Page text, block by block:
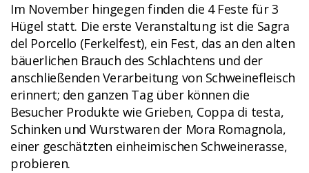
Im November hingegen finden die 4 Feste für 3
Hügel statt. Die erste Veranstaltung ist die Sagra
del Porcello (Ferkelfest), ein Fest, das an den alten
bäuerlichen Brauch des Schlachtens und der
anschließenden Verarbeitung von Schweinefleisch
erinnert; den ganzen Tag über können die
Besucher Produkte wie Grieben, Coppa di testa,
Schinken und Wurstwaren der Mora Romagnola,
einer geschätzten einheimischen Schweinerasse,
probieren.